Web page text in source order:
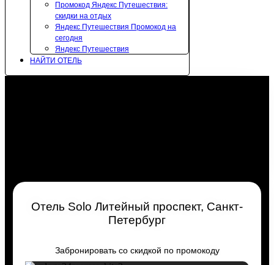
Промокод Яндекс Путешествия:
скидки на отдых
Яндекс Путешествия Промокод на
сегодня
Яндекс Путешествия
НАЙТИ ОТЕЛЬ
Отель Solo Литейный проспект, Санкт-
Петербург
Забронировать со скидкой по промокоду